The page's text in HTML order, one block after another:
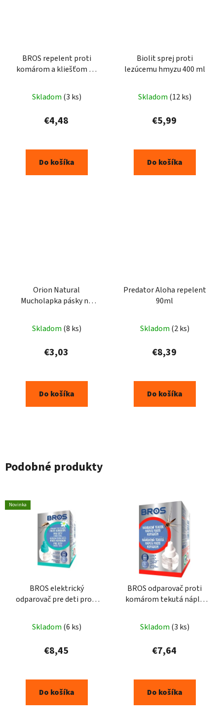
BROS repelent proti
komárom a kliešťom 90
Skladom (3 ks)
€4,48
Do košíka
Biolit sprej proti
lezúcemu hmyzu 400 ml
Skladom (12 ks)
€5,99
Do košíka
Orion Natural
Mucholapka pásky na
Skladom (8 ks)
€3,03
Do košíka
Predator Aloha repelent
90ml
Skladom (2 ks)
€8,39
Do košíka
Podobné produkty
Novinka
BROS elektrický
odparovač pre deti proti
Skladom (6 ks)
€8,45
Do košíka
BROS odparovač proti
komárom tekutá náplň
Skladom (3 ks)
€7,64
Do košíka